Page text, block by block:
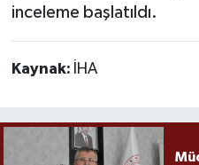
inceleme başlatıldı.
Kaynak: İHA